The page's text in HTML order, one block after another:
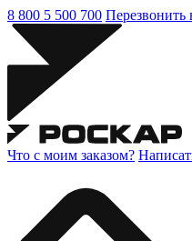
8 800 5 500 700 Перезвонить
Что с моим заказом?